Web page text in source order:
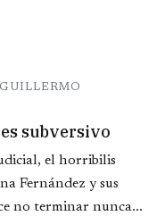
subversivo
el horribilis
Fernández y sus
no terminar nunca...